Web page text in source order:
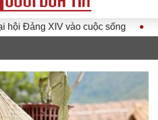
XIV vào cuộc sống Hướng tới